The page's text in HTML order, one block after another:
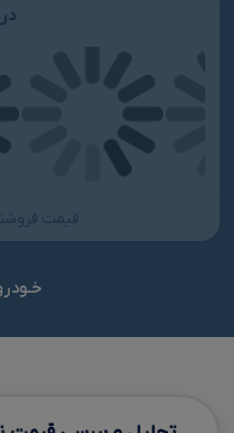
قیمت